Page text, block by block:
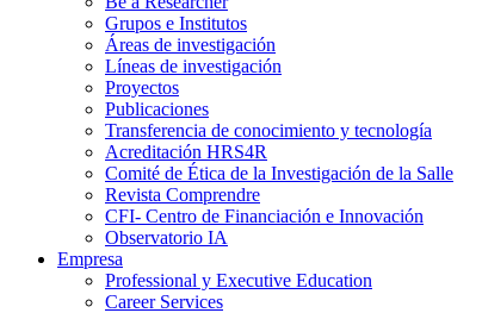
Grupos e Institutos
Áreas de investigación
Líneas de investigación
Proyectos
Publicaciones
Transferencia de conocimiento y tecnología
Acreditación HRS4R
Comité de Ética de la Investigación de la Salle
Revista Comprendre
CFI- Centro de Financiación e Innovación
Observatorio IA
Empresa
Professional y Executive Education
Career Services